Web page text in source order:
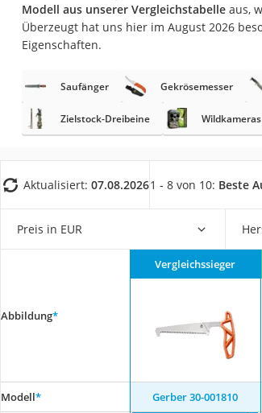
Modell aus unserer Vergleichstabelle aus,
Überzeugt hat uns hier im August 2026
Eigenschaften.
Saufänger Gekrösemesser
Zielstock-Dreibeine
Aktualisiert: 07.08.20261 - 8 von 10: Beste
Preis in EUR
Abbildung*
Vergleichssieger
Modell* Gerber 30-001810